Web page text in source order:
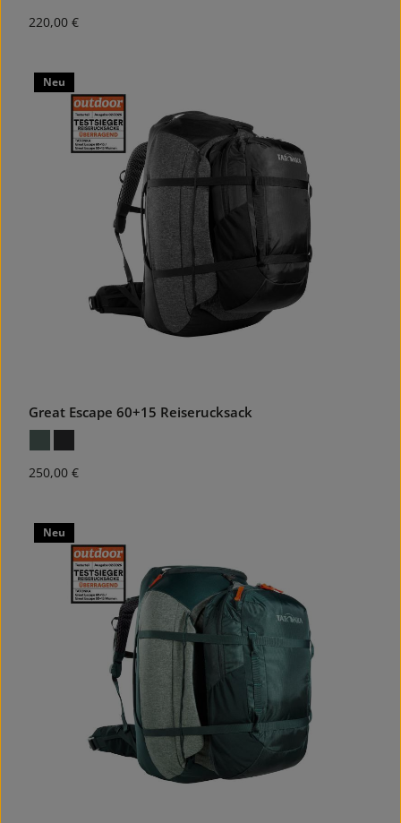
Regulärer Preis:
220,00 €
Neu
Great Escape 60+15 Reiserucksack
Regulärer Preis:
250,00 €
Neu